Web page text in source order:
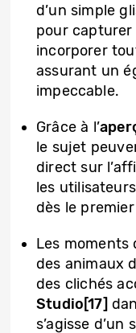
d’un simple
pour
incorporer
assurant un
impeccable.
Grâce à l’
le sujet
direct sur
les
dès le
Les moments
des animaux
des clichés
Studio[17]
s’agisse